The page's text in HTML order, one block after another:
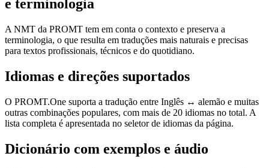
e terminologia
A NMT da PROMT tem em conta o contexto e preserva a
terminologia, o que resulta em traduções mais naturais e precisas
para textos profissionais, técnicos e do quotidiano.
Idiomas e direções suportados
O PROMT.One suporta a tradução entre Inglês ↔ alemão e muitas
outras combinações populares, com mais de 20 idiomas no total. A
lista completa é apresentada no seletor de idiomas da página.
Dicionário com exemplos e áudio